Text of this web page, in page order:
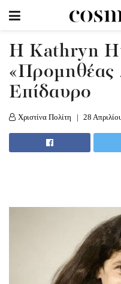
Η Kathryn
«Προμηθέας
Επίδαυρο
Χριστίνα Πολίτη 28